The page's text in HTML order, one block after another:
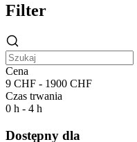
Filter
Cena
9 CHF - 1900 CHF
Czas trwania
0 h - 4 h
Dostępny dla